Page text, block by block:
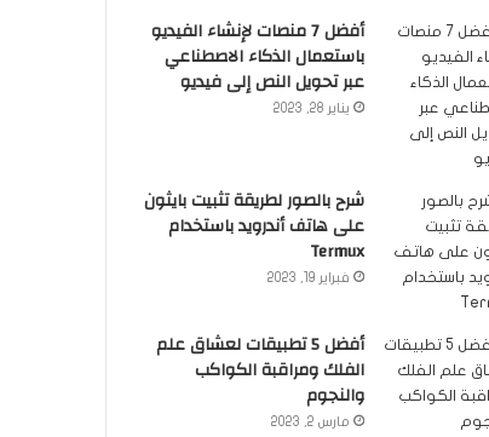
أفضل 7 منصات لإنشاء الفيديو
باستعمال الذكاء الاصطناعي
عبر تحويل النص إلى فيديو
يناير 28, 2023
شرح بالصور لطريقة تثبيت بايثون
على هاتف أندرويد باستخدام
Termux
فبراير 19, 2023
أفضل 5 تطبيقات لعشاق علم
الفلك ومراقبة الكواكب
والنجوم
مارس 2, 2023